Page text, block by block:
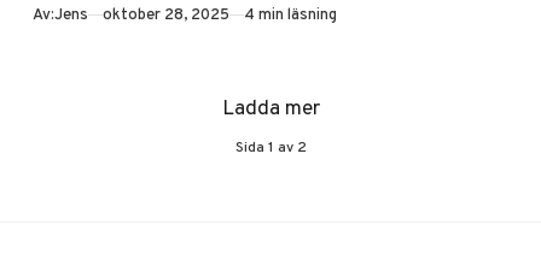
Av:Jens Publicerad
oktober 28, 2025 4 min läsning
Sida 1 av 2
Ladda mer